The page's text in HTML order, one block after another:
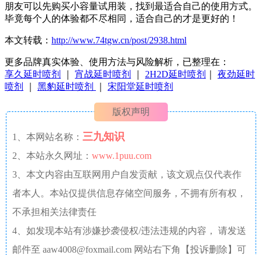
朋友可以先购买小容量试用装，找到最适合自己的使用方式。
毕竟每个人的体验都不尽相同，适合自己的才是更好的！
本文转载： http://www.74tgw.cn/post/2938.html
更多品牌真实体验、使用方法与风险解析，已整理在：
享久延时喷剂
宵战延时喷剂 2H2D延时喷剂
夜劲延时
喷剂
黑豹延时喷剂 宋阳堂延时喷剂
版权声明
1、本网站名称： 三九知识
2、本站永久网址： www.1puu.com
3、本文内容由互联网用户自发贡献，该文观点仅代表作
者本人。本站仅提供信息存储空间服务，不拥有所有权，
不承担相关法律责任
4、如发现本站有涉嫌抄袭侵权/违法违规的内容， 请发送
邮件至 aaw4008@foxmail.com 网站右下角【投诉删除】可